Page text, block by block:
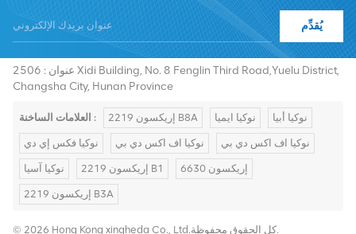
يُقدِّم
+8619376997331
عنوان : 2506 Xidi Building, No. 8 Fenglin Third Road,Yuelu District,
Changsha City, Hunan Province
العلامات الساخنة : إريكسون 2219 B8A نوكيا ايميا نوكيا أبيا
نوكيا فكس إي دي نوكيا اف اكس دي بي نوكيا اف اكس دي بي
نوكيا آسيا إريكسون 2219 B1 إريكسون 6630
إريكسون 2219 B3A
© 2026 Hong Kong xingheda Co., Ltd.كل الحقوق محفوظة.